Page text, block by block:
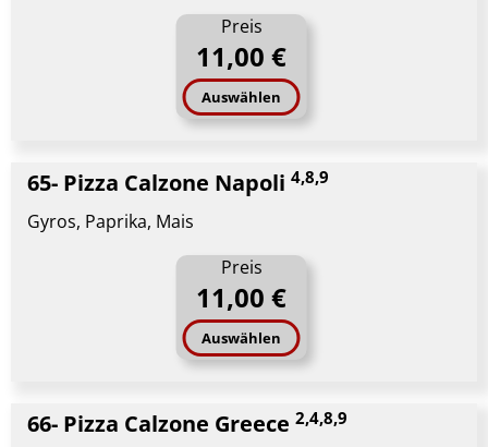
Preis
11,00 €
Auswählen
65- Pizza Calzone Napoli 4,8,9
Gyros, Paprika, Mais
Preis
11,00 €
Auswählen
66- Pizza Calzone Greece 2,4,8,9